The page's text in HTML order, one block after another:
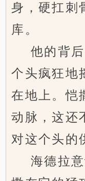
身，硬扛刺
库。
他的背后
个头疯狂地
在地上。恺
动脉，这还
对这个头的
海德拉意